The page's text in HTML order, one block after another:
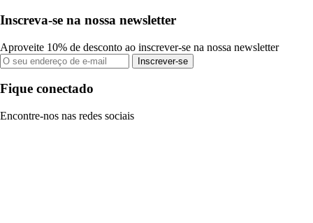
Inscreva-se na nossa newsletter
Aproveite 10% de desconto ao inscrever-se na nossa newsletter
Inscrever-se
Fique conectado
Encontre-nos nas redes sociais